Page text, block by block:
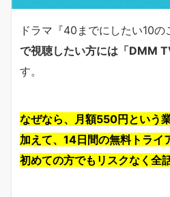
ドラマ『40までにしたい10の
で視聴したい方には「DMM
す。
なぜなら、月額550円という
加えて、14日間の無料トライ
初めての方でもリスクなく全